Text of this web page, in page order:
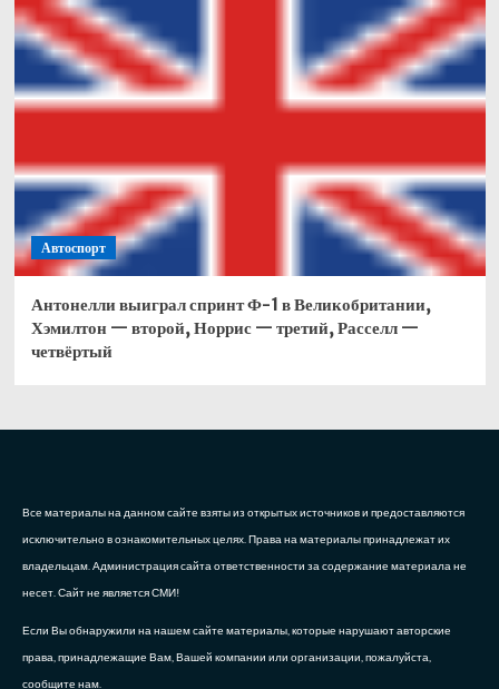
Автоспорт
Антонелли выиграл спринт Ф-1 в Великобритании,
Хэмилтон — второй, Норрис — третий, Расселл —
четвёртый
Все материалы на данном сайте взяты из открытых источников и предоставляются
исключительно в ознакомительных целях. Права на материалы принадлежат их
владельцам. Администрация сайта ответственности за содержание материала не
несет. Сайт не является СМИ!
Если Вы обнаружили на нашем сайте материалы, которые нарушают авторские
права, принадлежащие Вам, Вашей компании или организации, пожалуйста,
сообщите нам.